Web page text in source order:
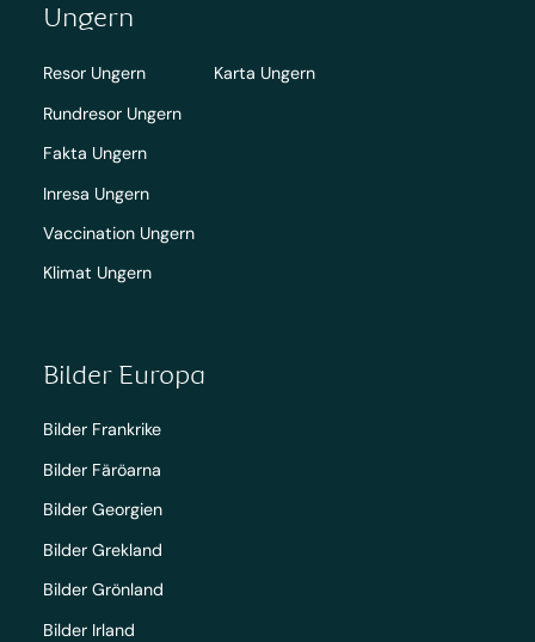
Ungern
Resor Ungern
Rundresor Ungern
Fakta Ungern
Inresa Ungern
Vaccination Ungern
Klimat Ungern
Karta Ungern
Bilder Europa
Bilder Frankrike
Bilder Färöarna
Bilder Georgien
Bilder Grekland
Bilder Grönland
Bilder Irland